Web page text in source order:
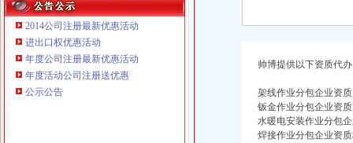
本站导航
2014公司注册最新优惠活动
进出口权优惠活动
年度公司注册最新优惠活动
年度活动公司注册送优惠
公示公告
重庆鸽牌电线电缆有限公司 渝北10010万 (进出口权)
重庆傲志众达投资咨询有限责任公司 渝九1000万 （增资）
帅博提供以下资质代
架线作业分包企业资质
钣金作业分包企业资质
水暖电安装作业分包
焊接作业分包企业资